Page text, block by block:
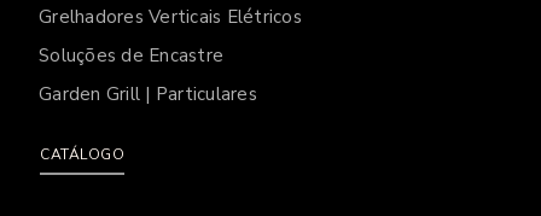
Grelhadores Verticais Elétricos
Soluções de Encastre
Garden Grill | Particulares
CATÁLOGO